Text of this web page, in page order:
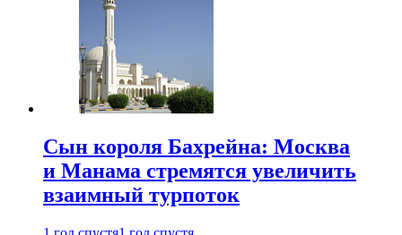
Сын короля Бахрейна: Москва
и Манама стремятся увеличить
взаимный турпоток